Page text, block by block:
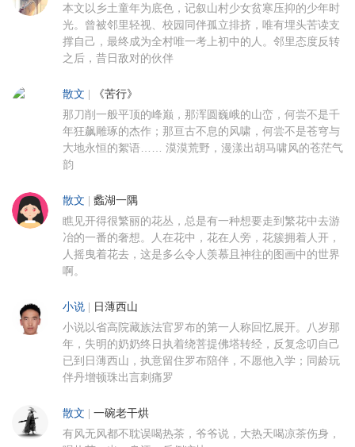
本文以乡土童年为底色，记叙山村少女贫寒压抑的少年时
光。曾被邻里轻视、校园同伴孤立排挤，唯有埋头苦读支
撑自己，最终成为全村唯一考上初中的人。邻里态度反转
之后，昔日敌对的伙伴
散文 | 《苦行》
那刀削一般平顶的峰巅，那浑圆巍峨的山峦，何尝不是千
年狂飙雕琢的杰作；那亘古不息的风啸，何尝不是苍穹与
大地永恒的絮语…… 漠漠荒野，漫漾出胡马啸风的苍茫气
韵
散文 | 蠡湖一隅
瞧见开得很繁丽的花丛，总是有一种想要走到繁花中去游
冶的一番的奢想。人在花中，花在人旁，花簇拥着人开，
人摇曳着花去，这是多么令人羡慕且神往的图画中的世界
啊。
小说 | 日薄西山
小说以省高院藏族法官罗布的第一人称回忆展开。八岁那
年，失明的奶奶终日执着绕菩提佛塔转经，反复念叨自己
已到日薄西山，执意留住罗布陪伴，不愿他入学；同龄玩
伴丹增顿珠出言刺痛罗
散文 | 一碗老干烘
有风无风都不耽误喝热茶，爷爷说，大热天喝凉茶伤身，